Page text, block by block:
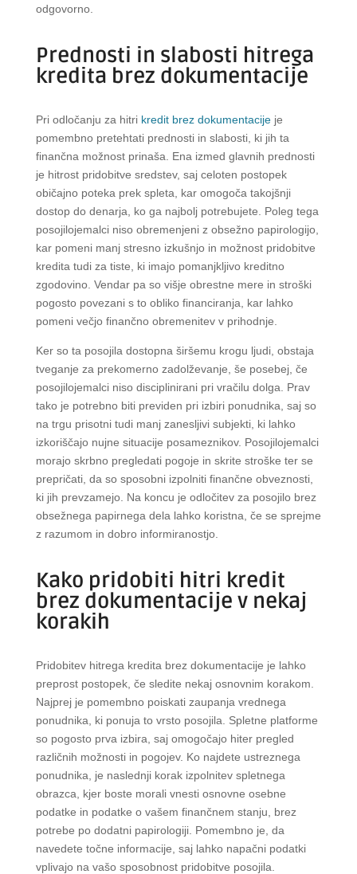
odgovorno.
Prednosti in slabosti hitrega
kredita brez dokumentacije
Pri odločanju za hitri kredit brez dokumentacijeje
pomembno pretehtati prednosti in slabosti, ki jih ta
finančna možnost prinaša. Ena izmed glavnih prednosti
je hitrost pridobitve sredstev, saj celoten postopek
običajno poteka prek spleta, kar omogoča takojšnji
dostop do denarja, ko ga najbolj potrebujete. Poleg tega
posojilojemalci niso obremenjeni z obsežno papirologijo,
kar pomeni manj stresno izkušnjo in možnost pridobitve
kredita tudi za tiste, ki imajo pomanjkljivo kreditno
zgodovino. Vendar pa so višje obrestne mere in stroški
pogosto povezani s to obliko financiranja, kar lahko
pomeni večjo finančno obremenitev v prihodnje.
Ker so ta posojila dostopna širšemu krogu ljudi, obstaja
tveganje za prekomerno zadolževanje, še posebej, če
posojilojemalci niso disciplinirani pri vračilu dolga. Prav
tako je potrebno biti previden pri izbiri ponudnika, saj so
na trgu prisotni tudi manj zanesljivi subjekti, ki lahko
izkoriščajo nujne situacije posameznikov. Posojilojemalci
morajo skrbno pregledati pogoje in skrite stroške ter se
prepričati, da so sposobni izpolniti finančne obveznosti,
ki jih prevzamejo. Na koncu je odločitev za posojilo brez
obsežnega papirnega dela lahko koristna, če se sprejme
z razumom in dobro informiranostjo.
Kako pridobiti hitri kredit
brez dokumentacije v nekaj
korakih
Pridobitev hitrega kredita brez dokumentacije je lahko
preprost postopek, če sledite nekaj osnovnim korakom.
Najprej je pomembno poiskati zaupanja vrednega
ponudnika, ki ponuja to vrsto posojila. Spletne platforme
so pogosto prva izbira, saj omogočajo hiter pregled
različnih možnosti in pogojev. Ko najdete ustreznega
ponudnika, je naslednji korak izpolnitev spletnega
obrazca, kjer boste morali vnesti osnovne osebne
podatke in podatke o vašem finančnem stanju, brez
potrebe po dodatni papirologiji. Pomembno je, da
navedete točne informacije, saj lahko napačni podatki
vplivajo na vašo sposobnost pridobitve posojila.